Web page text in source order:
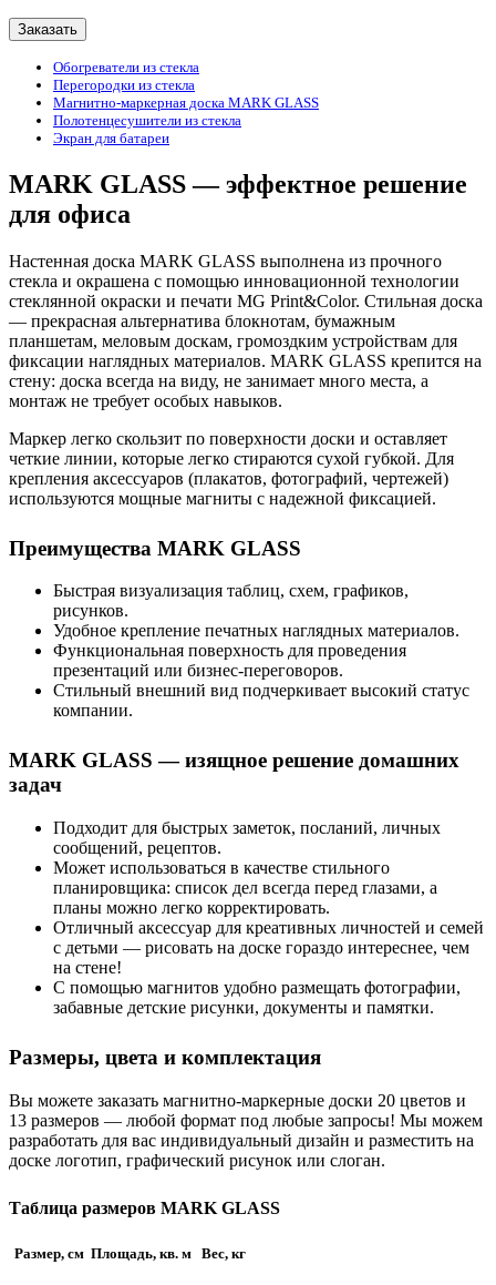
Заказать
Обогреватели из стекла
Перегородки из стекла
Магнитно-маркерная доска MARK GLASS
Полотенцесушители из стекла
Экран для батареи
MARK GLASS — эффектное решение
для офиса
Настенная доска MARK GLASS выполнена из прочного
стекла и окрашена с помощью инновационной технологии
стеклянной окраски и печати MG Print&Color. Стильная доска
— прекрасная альтернатива блокнотам, бумажным
планшетам, меловым доскам, громоздким устройствам для
фиксации наглядных материалов. MARK GLASS крепится на
стену: доска всегда на виду, не занимает много места, а
монтаж не требует особых навыков.
Маркер легко скользит по поверхности доски и оставляет
четкие линии, которые легко стираются сухой губкой. Для
крепления аксессуаров (плакатов, фотографий, чертежей)
используются мощные магниты с надежной фиксацией.
Преимущества MARK GLASS
Быстрая визуализация таблиц, схем, графиков,
рисунков.
Удобное крепление печатных наглядных материалов.
Функциональная поверхность для проведения
презентаций или бизнес-переговоров.
Стильный внешний вид подчеркивает высокий статус
компании.
MARK GLASS — изящное решение домашних
задач
Подходит для быстрых заметок, посланий, личных
сообщений, рецептов.
Может использоваться в качестве стильного
планировщика: список дел всегда перед глазами, а
планы можно легко корректировать.
Отличный аксессуар для креативных личностей и семей
с детьми — рисовать на доске гораздо интереснее, чем
на стене!
С помощью магнитов удобно размещать фотографии,
забавные детские рисунки, документы и памятки.
Размеры, цвета и комплектация
Вы можете заказать магнитно-маркерные доски 20 цветов и
13 размеров — любой формат под любые запросы! Мы можем
разработать для вас индивидуальный дизайн и разместить на
доске логотип, графический рисунок или слоган.
Таблица размеров MARK GLASS
Размер, см Площадь, кв. м Вес, кг